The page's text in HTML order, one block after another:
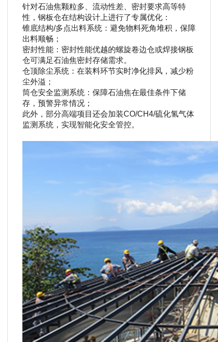
针对石油焦颗粒多、流动性差、密封要求高等特
性，钢板仓在结构设计上进行了专属优化：
锥底结构/多点出料系统：避免物料死角堆积，保障
出料顺畅；
密封性能：密封性能优越的螺旋卷边仓或焊接钢板
仓可满足石油焦密封存储需求。
仓顶除尘系统：在装料环节实时净化排风，减少粉
尘外溢；
筒仓安全监测系统：保障石油焦在最佳条件下储
存，预警异常情况；
此外，部分高端项目还会加装CO/CH4/硫化氢气体
监测系统，实现智能化安全管控。